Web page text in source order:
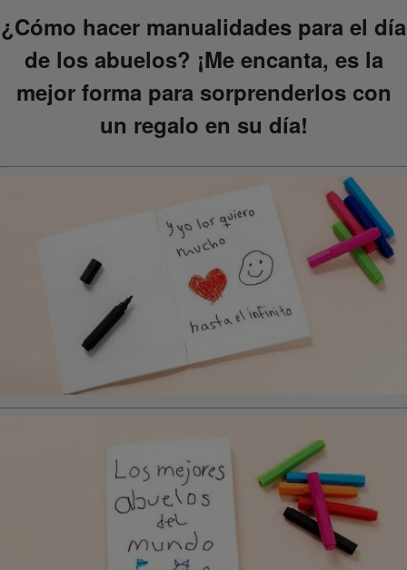
¿Cómo hacer manualidades para el día
de los abuelos? ¡Me encanta, es la
mejor forma para sorprenderlos con
un regalo en su día!